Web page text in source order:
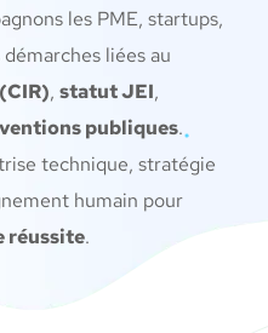
les PME, startups,
liées au
, statut JEI,
publiques.
technique, stratégie
humain pour
réussite.